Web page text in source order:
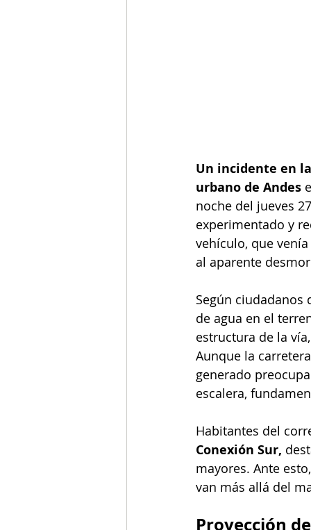
Un incidente en
urbano de Andes
noche del jueves
experimentado y
vehículo, que
al aparente
Según
de agua en el
estructura de la
Aunque la
generado
escalera,
Habitantes del
Conexión Sur,
mayores. Ante
van más allá del
Proyección